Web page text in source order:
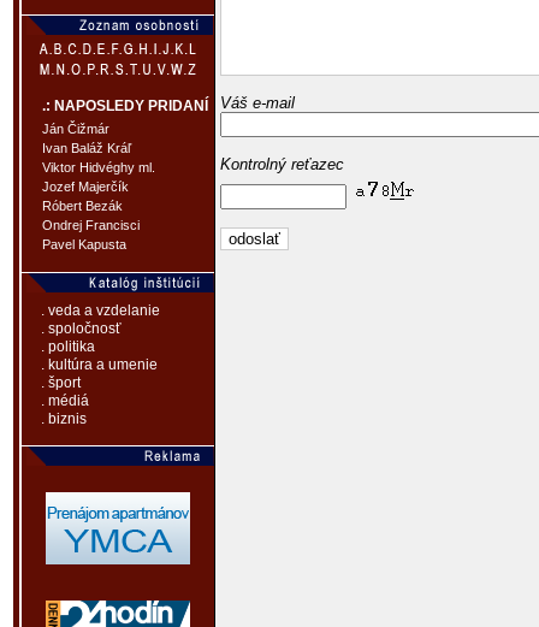
.: NAPOSLEDY PRIDANÍ
Ján Čižmár
Ivan Baláž Kráľ
Viktor Hidvéghy ml.
Jozef Majerčík
Róbert Bezák
Ondrej Francisci
Pavel Kapusta
. veda a vzdelanie
. spoločnosť
. politika
. kultúra a umenie
. šport
. médiá
. biznis
Váš e-mail
Kontrolný reťazec